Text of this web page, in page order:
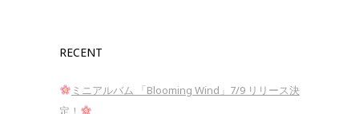
RECENT
ミニアルバム 「Blooming Wind」7/9 リリース決
定！